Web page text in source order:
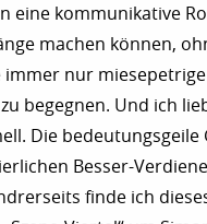
eine kommunikative
machen können,
immer nur
begegnen. Und ich
Die bedeutungsgeile
Besser-
finde ich